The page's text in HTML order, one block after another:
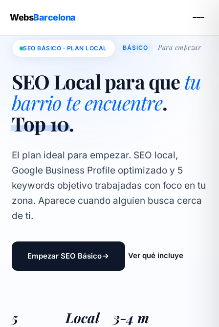
WebsBarcelona
SEO BÁSICO · PLAN LOCAL BÁSICO Para empezar
SEO Local para quetu
barrio te encuentre.
Top 10.
El plan ideal para empezar. SEO local,
Google Business Profile optimizado y 5
keywords objetivo trabajadas con foco en tu
zona. Aparece cuando alguien busca cerca
de ti.
Empezar SEO Básico Ver qué incluye
5 Local 3-4 m